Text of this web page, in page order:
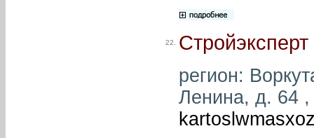
22.
регион:
Ленина, д. 64